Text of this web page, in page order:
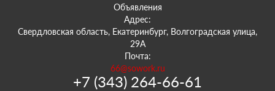
Объявления
Адрес:
Свердловская область, Екатеринбург, Волгоградская улица,
29А
Почта:
66@sowork.ru
+7 (343) 264-66-61